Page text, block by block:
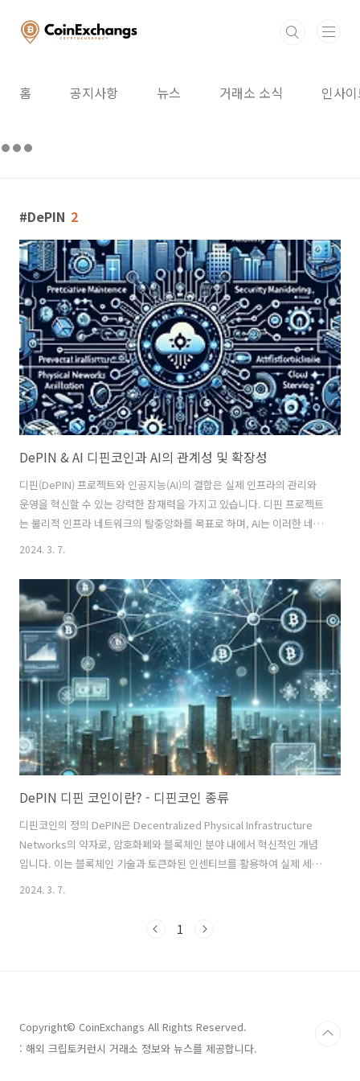
홈 공지사항 뉴스 거래소 소식 인사
DePIN 2
DePIN & AI 디핀코인과 AI의 관계성 및 확장성
디핀(DePIN) 프로젝트와 인공지능(AI)의 결합은 실제 인프라의 관리와
운영을 혁신할 수 있는 강력한 잠재력을 가지고 있습니다. 디핀 프로젝트
는 물리적 인프라 네트워크의 탈중앙화를 목표로 하며, AI는 이러한 네트
워크의 효율성과 지능성을 극대화하는 데 기여할 수 있습니다. 아래에는
제시합니다: 1. 스마트 에너지 관리 프로젝트 예시: Powerledger 결합
방식: Powerledger는 태양광 에너지의 분산형 거래를 가능하게 하는
블록체인 플랫폼입니다. AI를 이용하여 에너지 소비 패턴을 학습하고 예
측할 수 있으며, 이를 바탕으로 에너지 공급과 수요를 실시간으로 최적화
합니다. 이는 에너지 비용을 절감하고, 재생 에너지 사용을..
2024. 3. 7.
DePIN 디핀 코인이란? - 디핀코인 종류
디핀코인의 정의 DePIN은 Decentralized Physical Infrastructure
Networks의 약자로, 암호화폐와 블록체인 분야 내에서 혁신적인 개념
입니다. 이는 블록체인 기술과 토큰화된 인센티브를 활용하여 실제 세계
의 인프라를 구축하고 유지하는 데 중점을 두고 있습니다. 여기에는 무선
될 수 있습니다. DePIN의 아이디어는 블록체인의 투명성, 보안성, 그리
2024. 3. 7.
1
Copyright© CoinExchangs All Rights Reserved.
: 해외 크립토커런시 거래소 정보와 뉴스를 제공합니다.